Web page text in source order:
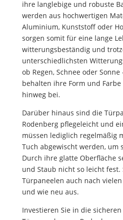
ihre langlebige und robuste
werden aus hochwertigen
Aluminium, Kunststoff oder
sorgen somit für eine lange
witterungsbeständig und
unterschiedlichsten
ob Regen, Schnee oder
behalten ihre Form und Farbe
hinweg bei.
Darüber hinaus sind die
Rodenberg pflegeleicht und
müssen lediglich regelmäßig
Tuch abgewischt werden, um
Durch ihre glatte Oberfläche
und Staub nicht so leicht fest.
Türpaneelen auch nach
und wie neu aus.
Investieren Sie in die